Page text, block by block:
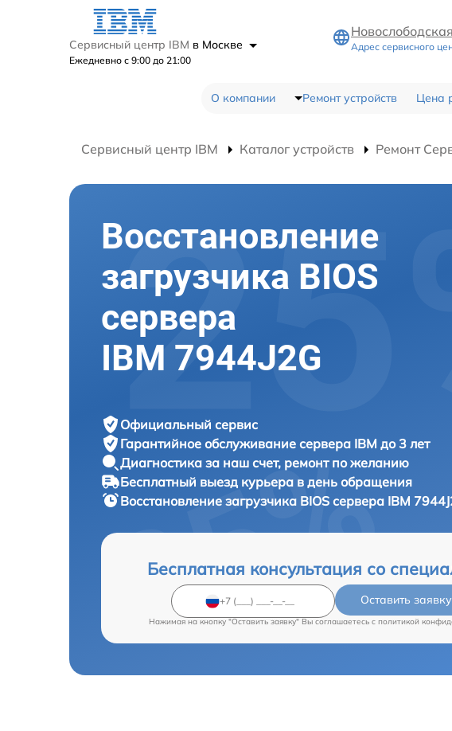
Сервисный центр IBM в Москве
Ежедневно с 9:00 до 21:00
Адрес сервисного
О компании Ремонт устройств Цена
Сервисный центр IBM Каталог устройств Ремонт
Восстановление
загрузчика BIOS
сервера
IBM 7944J2G
Официальный сервис
Гарантийное обслуживание сервера IBM до 3 лет
Диагностика за наш счет, ремонт по желанию
Бесплатный выезд курьера в день обращения
Восстановление загрузчика BIOS сервера IBM
Бесплатная консультация со
Оставить заявку
Нажимая на кнопку "Оставить заявку" Вы соглашаетесь c политикой